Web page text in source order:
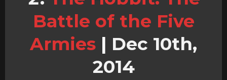
Battle of the Five
Armies | Dec 10th,
2014